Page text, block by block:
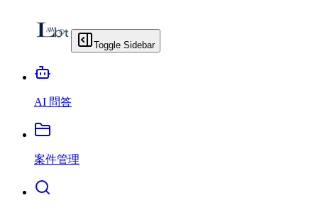
Toggle Sidebar
AI 問答
案件管理